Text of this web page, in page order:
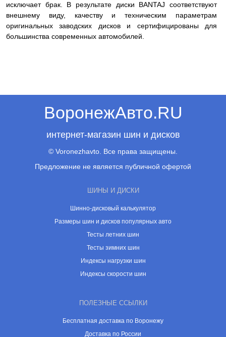
исключает брак. В результате диски BANTAJ соответствуют
внешнему виду, качеству и техническим параметрам
оригинальных заводских дисков и сертифицированы для
большинства современных автомобилей.
ВоронежАвто.RU
интернет-магазин шин и дисков
© Voronezhavto. Все права защищены.
Предложение не является публичной офертой
ШИНЫ И ДИСКИ
Шинно-дисковый калькулятор
Размеры шин и дисков популярных авто
Тесты летних шин
Тесты зимних шин
Индексы нагрузки шин
Индексы скорости шин
ПОЛЕЗНЫЕ ССЫЛКИ
Бесплатная доставка по Воронежу
Доставка по России